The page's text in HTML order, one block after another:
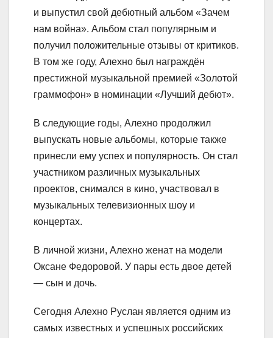
и выпустил свой дебютный альбом «Зачем
нам война». Альбом стал популярным и
получил положительные отзывы от критиков.
В том же году, Алехно был награждён
престижной музыкальной премией «Золотой
граммофон» в номинации «Лучший дебют».
В следующие годы, Алехно продолжил
выпускать новые альбомы, которые также
принесли ему успех и популярность. Он стал
участником различных музыкальных
проектов, снимался в кино, участвовал в
музыкальных телевизионных шоу и
концертах.
В личной жизни, Алехно женат на модели
Оксане Федоровой. У пары есть двое детей
— сын и дочь.
Сегодня Алехно Руслан является одним из
самых известных и успешных российских